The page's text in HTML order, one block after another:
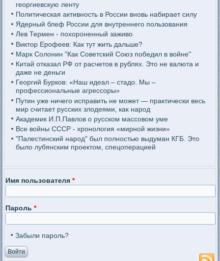
георгиевскую ленту
Политическая активность в России вновь набирает силу
Ядерный блеф России для внутреннего пользования
Лев Термен - похороненный заживо
Виктор Ерофеев: Как тут жить дальше?
Марк Солонин "Как Советский Союз победил в войне"
Китай отказал РФ от расчетов в рублях. Это не валюта и
даже не деньги
Георгий Бурков: «Наш идеал – стадо. Мы –
профессиональные агрессоры»
Путин уже ничего исправить не может — практически весь
мир считает русских злодеями, как народ
Академик И.П.Павлов о русском массовом уме
Все войны СССР - хронология «мирной жизни»
"Палестинский народ" был полностью выдуман КГБ. Это
было лубянским проектом, спецоперацией
Имя пользователя*
Пароль*
Забыли пароль?